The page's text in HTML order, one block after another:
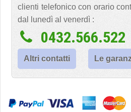
clienti telefonico con orario
dal lunedì al venerdì :
0432.566.522
Altri contatti Le